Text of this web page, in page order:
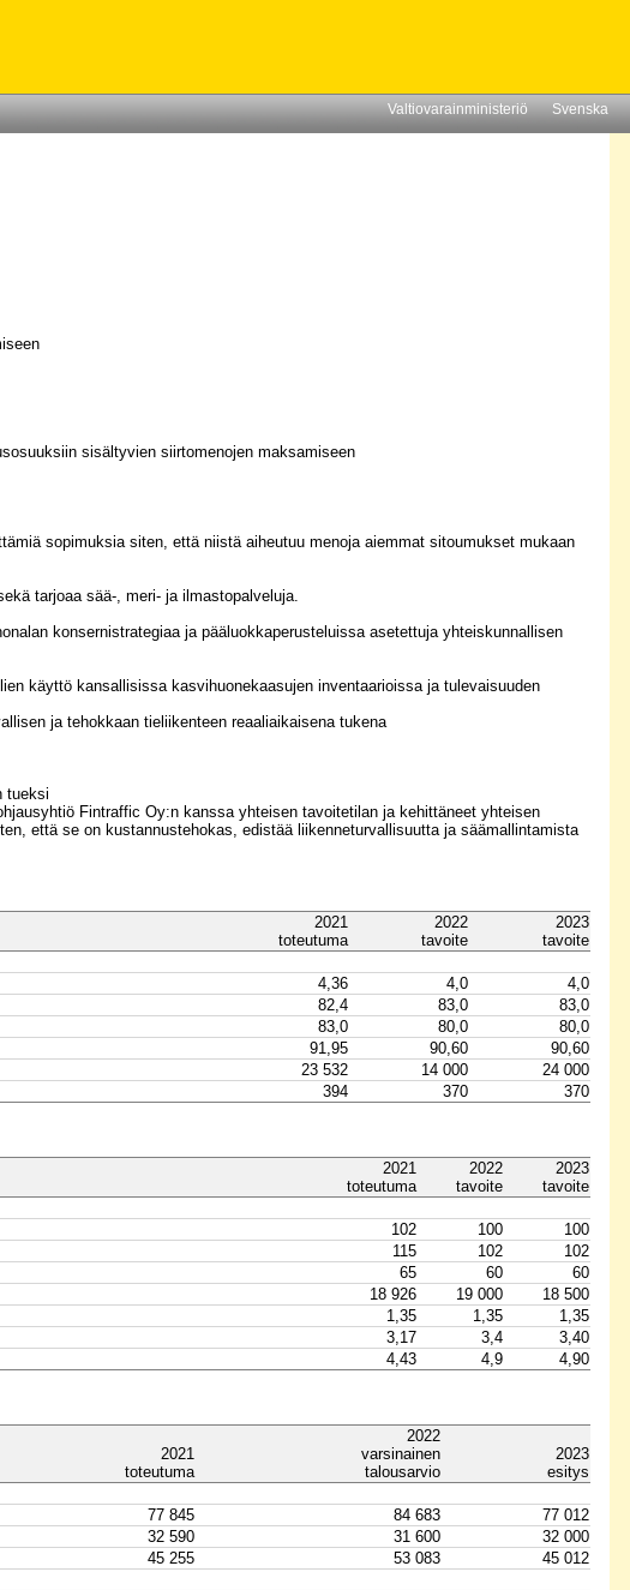
Valtiovarainministeriö Svenska
sisältyvien siirtomenojen maksamiseen
sopimuksia siten, että niistä aiheutuu menoja aiemmat sitoumukset mukaan
tarjoaa sää-, meri- ja ilmastopalveluja.
konsernistrategiaa ja pääluokkaperusteluissa asetettuja yhteiskunnallisen
käyttö kansallisissa kasvihuonekaasujen inventaarioissa ja tulevaisuuden
ja tehokkaan tieliikenteen reaaliaikaisena tukena
tueksi
Fintraffic Oy:n kanssa yhteisen tavoitetilan ja kehittäneet yhteisen
että se on kustannustehokas, edistää liikenneturvallisuutta ja säämallintamista
2021
toteutuma
2022
tavoite
2023
tavoite
4,36 4,0
4,0
82,4 83,0
83,0
83,0 80,0
80,0
91,95 90,60
90,60
23 532 14 000
24 000
394 370 370
2021
toteutuma
2022
tavoite
2023
tavoite
102 100
100
115 102
102
65 60
60
18 926 19 000
18 500
1,35 1,35
1,35
3,17 3,4
3,40
4,43 4,9 4,90
2021
toteutuma
2022
varsinainen
talousarvio
2023
esitys
77 845 84 683
77 012
32 590 31 600
32 000
45 255 53 083 45 012